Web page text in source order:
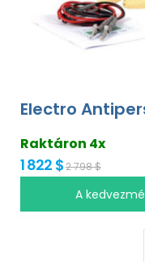
Electro
Raktáron 4x
1 822 $2 798 $
A